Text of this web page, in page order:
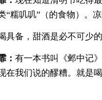
糯叽叽”（的食物）。
备，甜酒是必不可少的
： 有一本书叫《邺中记
在我们说的醪糟。就是